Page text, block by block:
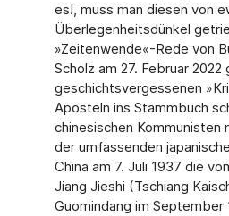
es!, muss man diesen von
Überlegenheitsdünkel
»Zeitenwende«-Rede von
Scholz am 27. Februar
geschichtsvergessenen
Aposteln ins Stammbuch
chinesischen Kommunisten
der umfassenden
China am 7. Juli 1937 die
Jiang Jieshi (Tschiang
Guomindang im September